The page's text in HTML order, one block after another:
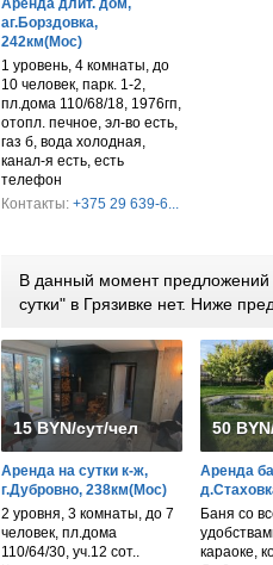
аг.Борздовка,
242км(Мос)
1 уровень, 4 комнаты, до
10 человек, парк. 1-2,
пл.дома 110/68/18, 1976гп,
отопл. печное, эл-во есть,
газ б, вода холодная,
канал-я есть, есть
телефон
Контакты: +375 29 639-6...
В данный момент
сутки" в Грязивке нет. Ниже
15 BYN/сут/чел
Аренда на сутки к-ж,
г.Дубровно, 238км(Мос)
2 уровня, 3 комнаты, до 7
человек, пл.дома
110/64/30, уч.12 сот..
50
Аренда
Баня со
караоке,